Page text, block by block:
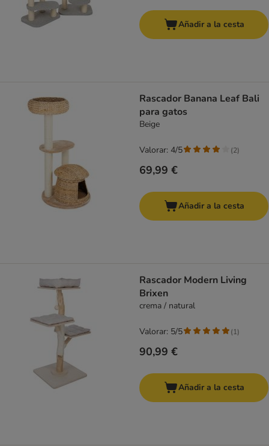
Añadir a la cesta
Rascador Banana Leaf Bali
para gatos
Beige
69,99 €
Valorar: 4/5 (2)
Añadir a la cesta
Rascador Modern Living
Brixen
crema / natural
90,99 €
Valorar: 5/5 (1)
Añadir a la cesta